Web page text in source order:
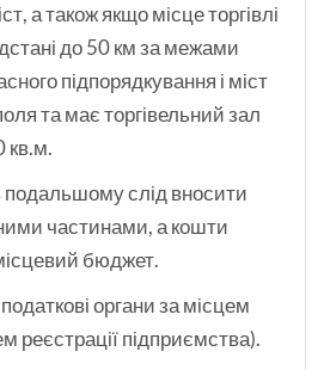
а також якщо місце торгівлі
до 50 км за межами
підпорядкування і міст
та має торгівельний зал
кв.м.
подальшому слід вносити
частинами, а кошти
бюджет.
органи за місцем
реєстрації підприємства).